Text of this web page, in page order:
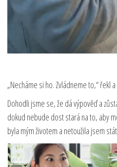
„Necháme si ho. Zvládneme to,“ řekl
Dohodli jsme se, že dá výpověď a
dokud nebude dost stará na to, aby
byla mým životem a netoužila jsem